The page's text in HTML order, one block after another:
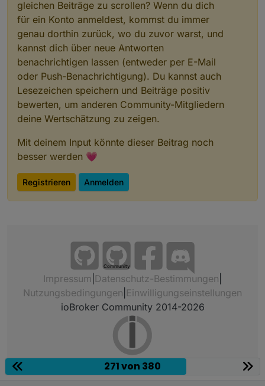
gleichen Beiträge zu scrollen? Wenn du dich
für ein Konto anmeldest, kommst du immer
genau dorthin zurück, wo du zuvor warst, und
kannst dich über neue Antworten
benachrichtigen lassen (entweder per E-Mail
oder Push-Benachrichtigung). Du kannst auch
Lesezeichen speichern und Beiträge positiv
bewerten, um anderen Community-Mitgliedern
deine Wertschätzung zu zeigen.
Mit deinem Input könnte dieser Beitrag noch
besser werden 💗
Registrieren Anmelden
Community
Impressum Datenschutz-Bestimmungen
Nutzungsbedingungen Einwilligungseinstellungen
ioBroker Community 2014-2026
271 von 380